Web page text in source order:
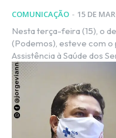
COMUNICAÇÃO - 15 DE
Nesta terça-feira (15), o
(Podemos), esteve com
Assistência à Saúde dos